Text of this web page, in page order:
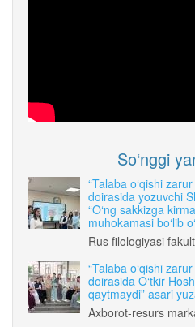
So‘nggi
“Talaba o‘qishi
doirasida yozuvchi
“O‘ng sakkizga
muhokamasi bo‘lib
Rus filologiyasi
“Talaba o‘qishi
doirasida O‘tkir
qaytmaydi” asari
Axborot-resurs